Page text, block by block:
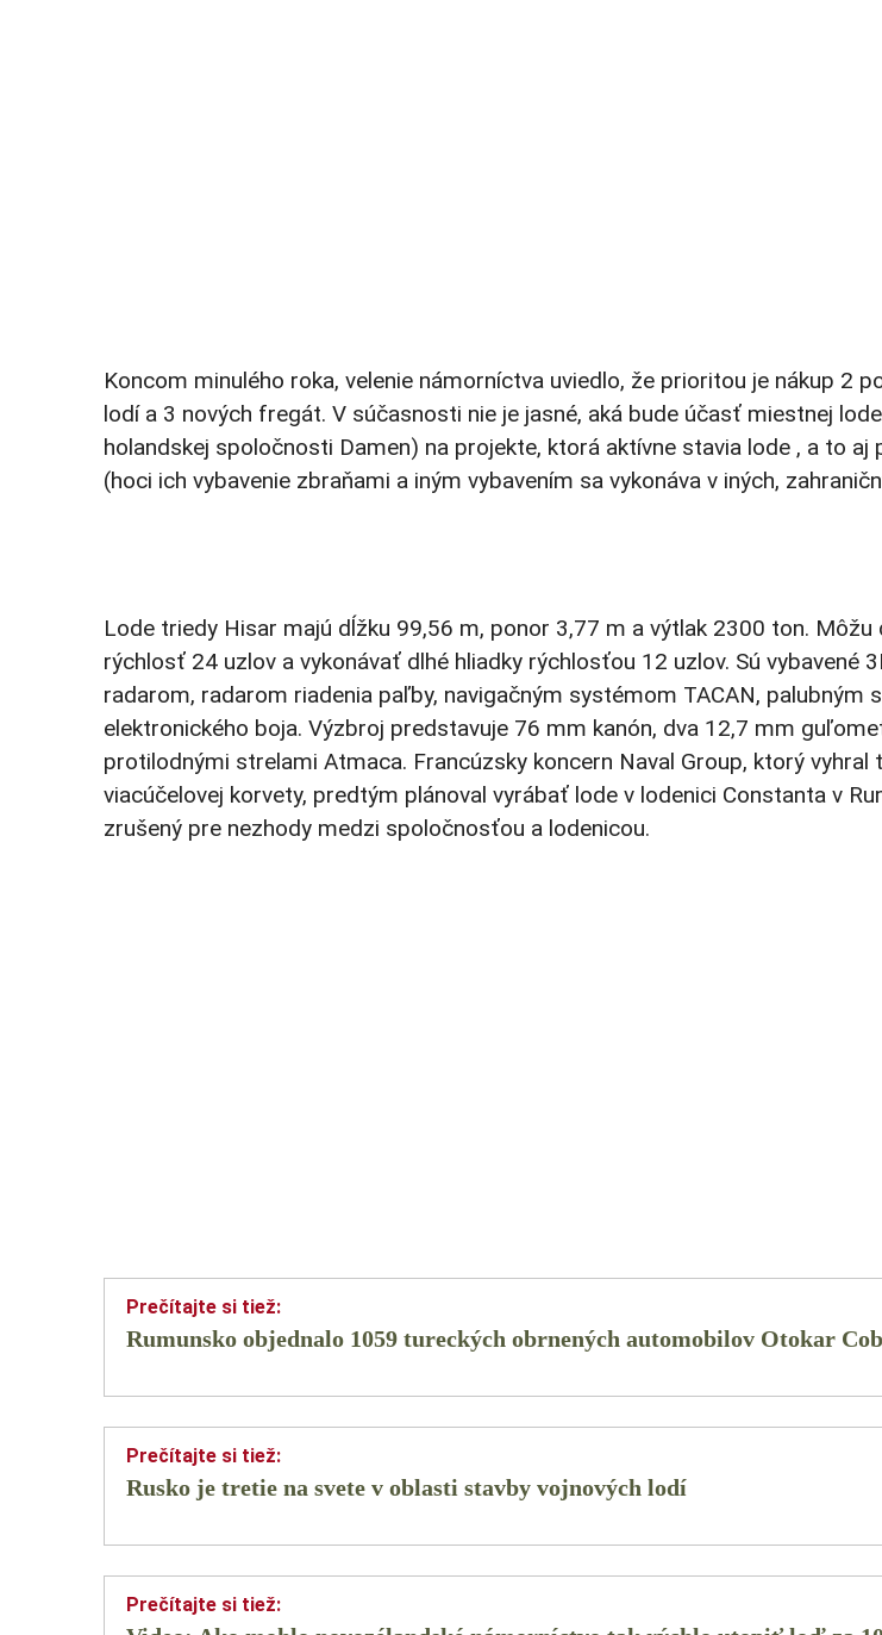
Koncom minulého roka, velenie námorníctva uviedlo, že prioritou je nákup 2
lodí a 3 nových fregát. V súčasnosti nie je jasné, aká bude účasť miestnej
holandskej spoločnosti Damen) na projekte, ktorá aktívne stavia lode , a to aj
(hoci ich vybavenie zbraňami a iným vybavením sa vykonáva v iných,
Lode triedy Hisar majú dĺžku 99,56 m, ponor 3,77 m a výtlak 2300 ton. Môžu
rýchlosť 24 uzlov a vykonávať dlhé hliadky rýchlosťou 12 uzlov. Sú vybavené
radarom, radarom riadenia paľby, navigačným systémom TACAN, palubným
elektronického boja. Výzbroj predstavuje 76 mm kanón, dva 12,7 mm
protilodnými strelami Atmaca. Francúzsky koncern Naval Group, ktorý vyhral
viacúčelovej korvety, predtým plánoval vyrábať lode v lodenici Constanta v
zrušený pre nezhody medzi spoločnosťou a lodenicou.
Rumunsko objednalo 1059 tureckých obrnených automobilov Otokar
Rusko je tretie na svete v oblasti stavby vojnových lodí